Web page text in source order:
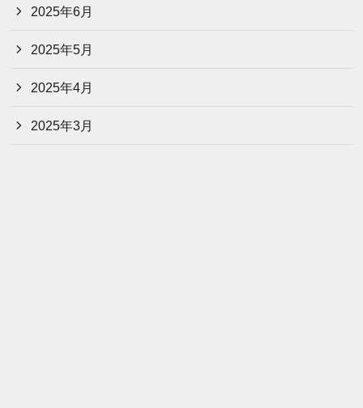
2025年6月
2025年5月
2025年4月
2025年3月